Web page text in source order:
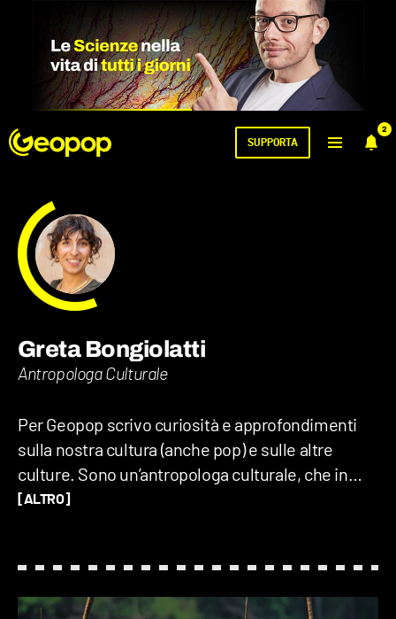
2
SUPPORTA
Greta Bongiolatti
Antropologa Culturale
Per Geopop scrivo curiosità e approfondimenti
sulla nostra cultura (anche pop) e sulle altre
culture. Sono un’antropologa culturale, che in
pratica significa che giro il mondo a scoprire e
sempre pronta a lasciarmi affascinare e guidata
da una curiosità insaziabile.
[ALTRO]